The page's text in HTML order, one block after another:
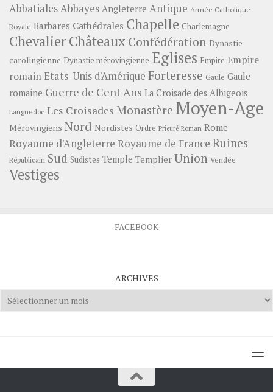
Abbatiales Abbayes Angleterre Antique Armée Catholique
Royale Barbares Cathédrales Chapelle Charlemagne
ChevalierChâteauxConfédération Dynastie
carolingienne Dynastie mérovingienne Eglises Empire Empire
romainEtats-Unis d'Amérique Forteresse Gaule Gaule
romaine Guerre de Cent Ans La Croisade des Albigeois
Languedoc Les Croisades Monastère Moyen-Age
Mérovingiens Nord Nordistes Ordre Prieuré Roman Rome
Royaume d'Angleterre Royaume de France Ruines
Républicain Sud Sudistes Temple Templier Union Vendée
Vestiges
FACEBOOK
ARCHIVES
Archives